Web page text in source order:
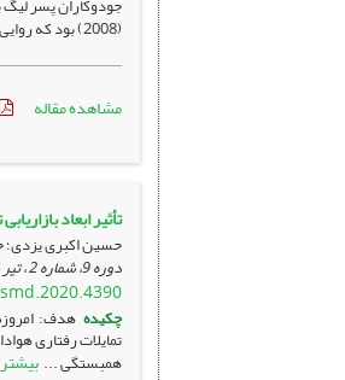
(2008) بود که روایی ...
مشاهده مقاله
تأثیر ابعاد
حسین اکبری یزدی؛
دوره 9، شماره 2 ، تیر 1399، صفحه
چکیده هدف:
تمایلات رفتاری
همبستگی ...بیشتر